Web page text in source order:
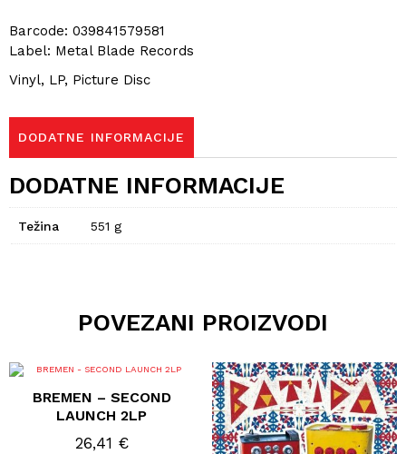
Barcode: 039841579581
Label: Metal Blade Records
Vinyl, LP, Picture Disc
DODATNE INFORMACIJE
DODATNE INFORMACIJE
Težina 551 g
POVEZANI PROIZVODI
BREMEN – SECOND
LAUNCH 2LP
26,41 €